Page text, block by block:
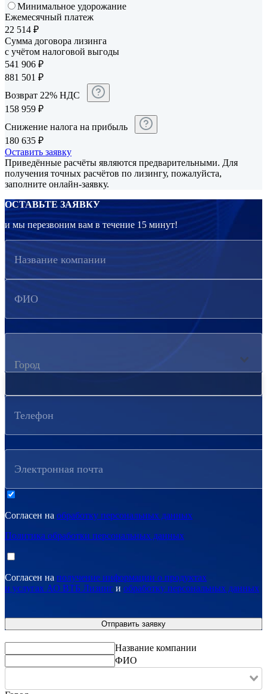
Минимальное удорожание
Ежемесячный платеж
22 514 ₽
Сумма договора лизинга
с учётом налоговой выгоды
541 906 ₽
881 501 ₽
Возврат 22% НДС
158 959 ₽
Снижение налога на прибыль
180 635 ₽
Оставить заявку
Приведённые расчёты являются предварительными. Для
получения точных расчётов по лизингу, пожалуйста,
заполните онлайн-заявку.
ОСТАВЬТЕ ЗАЯВКУ
и мы перезвоним вам в течение 15 минут!
Название компании
ФИО
Город
Телефон
Электронная почта
Согласен на обработку персональных данных
Политика обработки персональных данных
Согласен на получение информации о продуктах
и услугах АО ВТБ Лизинг и обработку персональных данных
Название компании
ФИО